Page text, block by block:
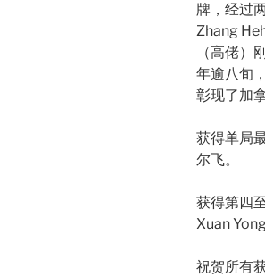
牌，经过
Zhang
（高佬）
年逾八旬
彰现了加
获得单局
尔飞。
获得第四
Xuan
祝贺所有